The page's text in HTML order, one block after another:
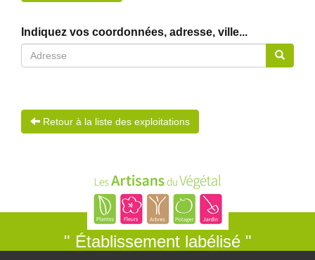
Indiquez vos coordonnées, adresse, ville...
Retour à la liste des exploitations
" Établissement labélisé "